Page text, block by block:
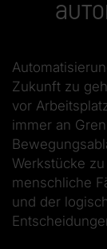
Zukunft zu
vor
immer an
Werkstücke
menschliche
und der